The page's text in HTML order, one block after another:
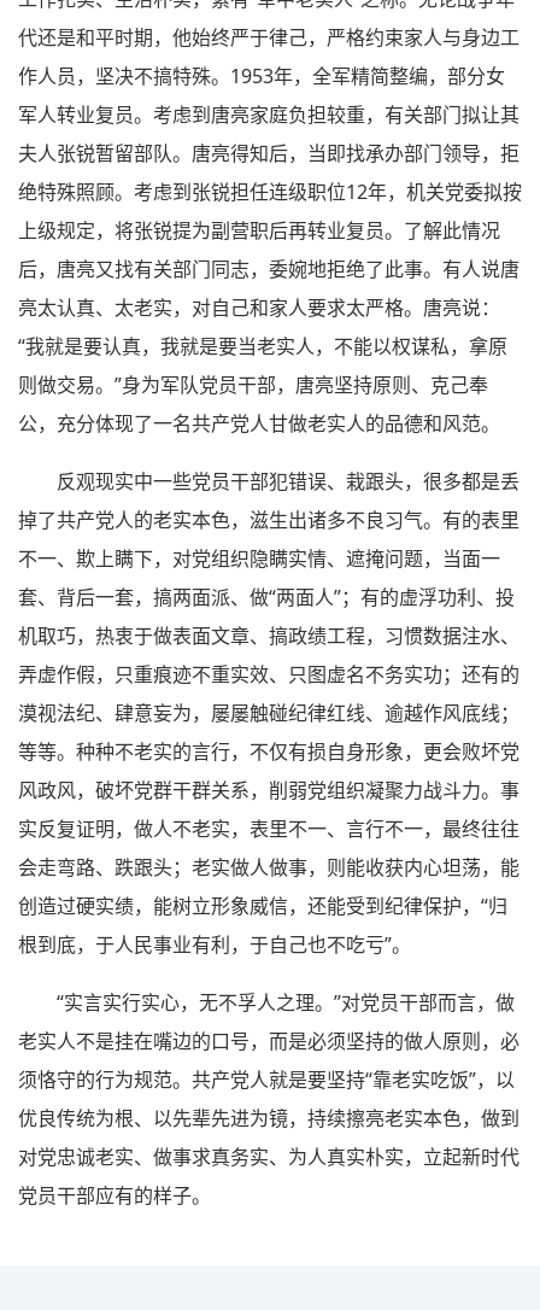
代还是和平时期，他始终严于律己，严格约束家人与身边工
作人员，坚决不搞特殊。1953年，全军精简整编，部分女
军人转业复员。考虑到唐亮家庭负担较重，有关部门拟让其
夫人张锐暂留部队。唐亮得知后，当即找承办部门领导，拒
绝特殊照顾。考虑到张锐担任连级职位12年，机关党委拟按
上级规定，将张锐提为副营职后再转业复员。了解此情况
后，唐亮又找有关部门同志，委婉地拒绝了此事。有人说唐
亮太认真、太老实，对自己和家人要求太严格。唐亮说：
“我就是要认真，我就是要当老实人，不能以权谋私，拿原
则做交易。”身为军队党员干部，唐亮坚持原则、克己奉
公，充分体现了一名共产党人甘做老实人的品德和风范。
反观现实中一些党员干部犯错误、栽跟头，很多都是丢
掉了共产党人的老实本色，滋生出诸多不良习气。有的表里
不一、欺上瞒下，对党组织隐瞒实情、遮掩问题，当面一
套、背后一套，搞两面派、做“两面人”；有的虚浮功利、投
机取巧，热衷于做表面文章、搞政绩工程，习惯数据注水、
弄虚作假，只重痕迹不重实效、只图虚名不务实功；还有的
漠视法纪、肆意妄为，屡屡触碰纪律红线、逾越作风底线；
等等。种种不老实的言行，不仅有损自身形象，更会败坏党
风政风，破坏党群干群关系，削弱党组织凝聚力战斗力。事
实反复证明，做人不老实，表里不一、言行不一，最终往往
会走弯路、跌跟头；老实做人做事，则能收获内心坦荡，能
创造过硬实绩，能树立形象威信，还能受到纪律保护，“归
根到底，于人民事业有利，于自己也不吃亏”。
“实言实行实心，无不孚人之理。”对党员干部而言，做
老实人不是挂在嘴边的口号，而是必须坚持的做人原则，必
须恪守的行为规范。共产党人就是要坚持“靠老实吃饭”，以
优良传统为根、以先辈先进为镜，持续擦亮老实本色，做到
对党忠诚老实、做事求真务实、为人真实朴实，立起新时代
党员干部应有的样子。